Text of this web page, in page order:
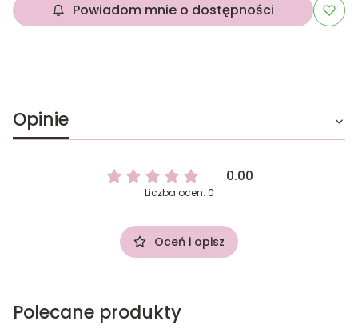
Powiadom mnie o dostępności
Opinie
0.00
Liczba ocen: 0
Oceń i opisz
Polecane produkty